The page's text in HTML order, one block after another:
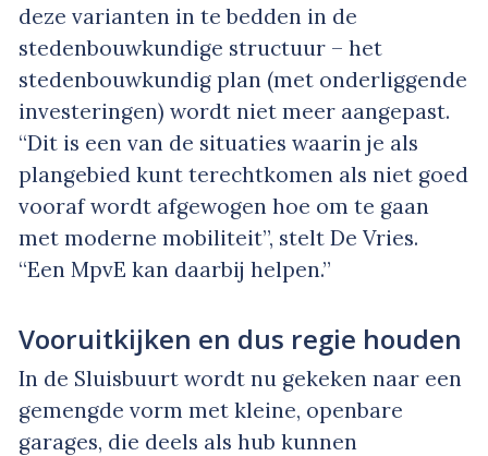
deze varianten in te bedden in de
stedenbouwkundige structuur – het
stedenbouwkundig plan (met onderliggende
investeringen) wordt niet meer aangepast.
“Dit is een van de situaties waarin je als
plangebied kunt terechtkomen als niet goed
vooraf wordt afgewogen hoe om te gaan
met moderne mobiliteit”, stelt De Vries.
“Een MpvE kan daarbij helpen.”
Vooruitkijken en dus regie houden
In de Sluisbuurt wordt nu gekeken naar een
gemengde vorm met kleine, openbare
garages, die deels als hub kunnen